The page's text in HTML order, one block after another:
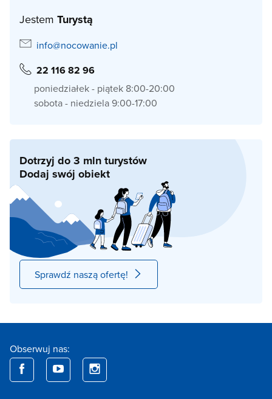
Jestem Turystą
info@nocowanie.pl
22 116 82 96
poniedziałek - piątek 8:00-20:00
sobota - niedziela 9:00-17:00
Dotrzyj do 3 mln turystów
Dodaj swój obiekt
Sprawdź naszą ofertę!
Obserwuj nas: